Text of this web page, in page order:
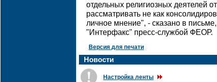
отдельных религиозных деятелей
рассматривать не как
личное мнение", - сказано в
"Интерфакс" пресс-службой ФЕОР.
Версия для печати
Новости
Настройка ленты